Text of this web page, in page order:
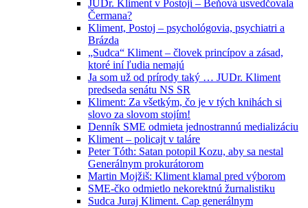
JUDr. Kliment v Postoji – Beňová usvedčovala
Čermana?
Kliment, Postoj – psychológovia, psychiatri a
Brázda
„Sudca“ Kliment – človek princípov a zásad,
ktoré iní ľudia nemajú
Ja som už od prírody taký … JUDr. Kliment
predseda senátu NS SR
Kliment: Za všetkým, čo je v tých knihách si
slovo za slovom stojím!
Denník SME odmieta jednostrannú medializáciu
Kliment – policajt v taláre
Peter Tóth: Satan potopil Kozu, aby sa nestal
Generálnym prokurátorom
Martin Mojžiš: Kliment klamal pred výborom
SME-čko odmietlo nekorektnú žurnalistiku
Sudca Juraj Kliment. Cap generálnym